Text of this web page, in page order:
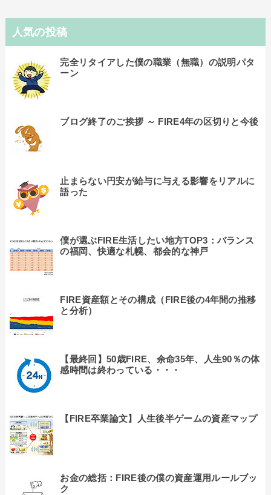
人気の投稿
完全リタイアした僕の職業（無職）の説明パタ
ーン
ブログ終了のご挨拶 ～ FIRE4年の区切りと今後
止まらない円安が給与に与える影響をリアルに
語った
僕が選ぶFIRE生活したい地方TOP3：バランス
の福岡、快適な札幌、都会的な神戸
FIRE資産額とその構成（FIRE後の4年間の推移
と分析）
【最終回】50歳FIRE、余命35年、人生90％の体
感時間は終わっている・・・
【FIRE卒業論文】人生後半ゲームの資産マップ
お金の総括：FIRE後の僕の資産運用ルールブッ
ク